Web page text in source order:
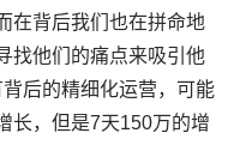
在背后我们也在拼命地
找他们的痛点来吸引他
后的精细化运营，可能
长，但是7天150万的增